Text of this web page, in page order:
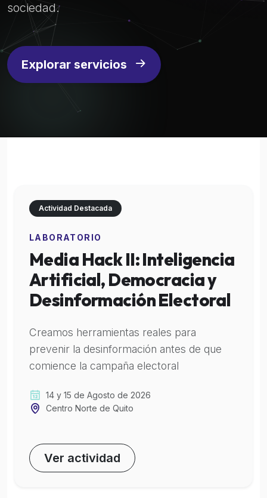
sociedad.
Explorar servicios
Actividad Destacada
LABORATORIO
Media Hack II: Inteligencia
Artificial, Democracia y
Desinformación Electoral
Creamos herramientas reales para
prevenir la desinformación antes de que
comience la campaña electoral
14 y 15 de Agosto de 2026
Centro Norte de Quito
Ver actividad